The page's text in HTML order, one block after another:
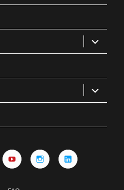
sous-
ouvrir
le
sous-
ouvrir
le
sous-